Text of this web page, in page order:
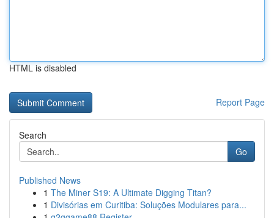
HTML is disabled
Report Page
Search
Go
Published News
1 The Miner S19: A Ultimate Digging Titan?
1 Divisórias em Curitiba: Soluções Modulares para...